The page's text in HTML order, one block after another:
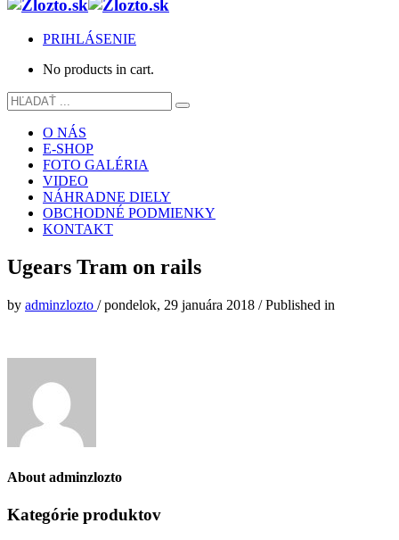
PRIHLÁSENIE
No products in cart.
O NÁS
E-SHOP
FOTO GALÉRIA
VIDEO
NÁHRADNE DIELY
OBCHODNÉ PODMIENKY
KONTAKT
Ugears Tram on rails
by adminzlozto /pondelok, 29 januára 2018 /Published in
About adminzlozto
Kategórie produktov